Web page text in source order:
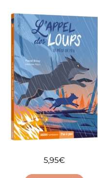
Ajouter à ma liste
d'envies
5,95€